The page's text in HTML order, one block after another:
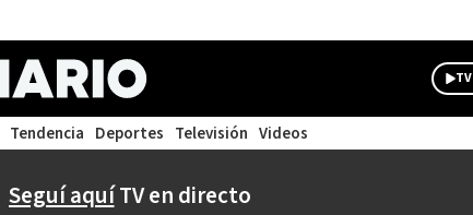
Tendencia Deportes Televisión Videos
Seguí aquíTV en directo